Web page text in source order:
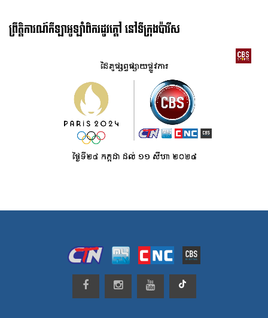
ព្រឹត្តិការណ៍កីឡាអូឡាំពិករដូវក្ដៅ នៅទីក្រុងប៉ារីស